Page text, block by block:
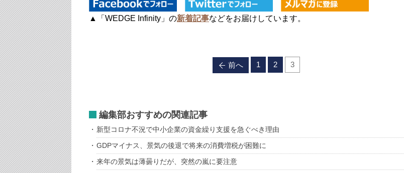
▲「WEDGE Infinity」の新着記事などをお届けしています。
前へ 1 2 3
編集部おすすめの関連記事
新型コロナ不況で中小企業の資金繰り支援を急ぐべき理由
GDPマイナス、景気の後退で将来の消費増税が困難に
来年の景気は薄曇りだが、突然の嵐に要注意